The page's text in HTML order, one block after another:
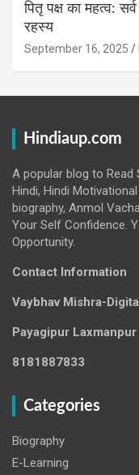
पितृ पक्ष का महत्व:
रहस्य
September 16, 2025
Hindiaup.com
A popular blog to Read
Hindi, Hindi
biography, Anmol
Your Self Confidence.
Opportunity.
Contact Information
Vaybhav Mishra-
Payagipur
8181887833
Categories
Biography
E-Learning